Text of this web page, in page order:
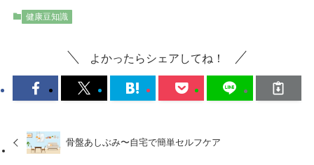
健康豆知識
よかったらシェアしてね！
骨盤あしぶみ〜自宅で簡単セルフケア